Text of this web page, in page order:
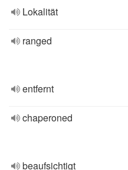
Lokalität
ranged
entfernt
chaperoned
beaufsichtigt